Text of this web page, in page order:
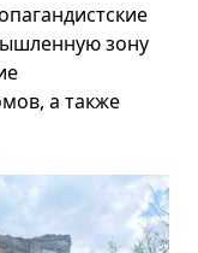
зону
а также